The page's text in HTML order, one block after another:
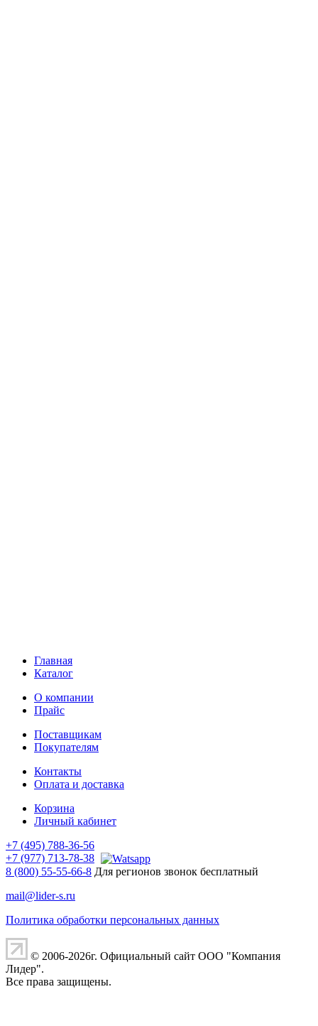
Главная
Каталог
О компании
Прайс
Поставщикам
Покупателям
Контакты
Оплата и доставка
Корзина
Личный кабинет
+7 (495) 788-36-56
+7 (977) 713-78-38
8 (800) 55-55-66-8 Для регионов звонок бесплатный
mail@lider-s.ru
Политика обработки персональных данных
© 2006-2026г. Официальный сайт ООО "Компания
Лидер".
Все права защищены.